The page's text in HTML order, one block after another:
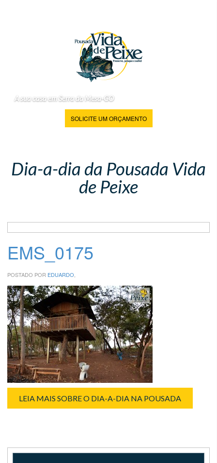
A sua casa em Serra da Mesa-GO
SOLICITE UM ORÇAMENTO
Dia-a-dia da Pousada Vida
de Peixe
EMS_0175
POSTADO POR EDUARDO,
LEIA MAIS SOBRE O DIA-A-DIA NA POUSADA